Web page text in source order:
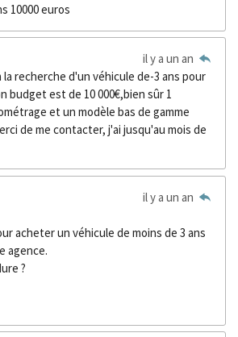
10000 euros
il y a un an
la recherche d'un véhicule de-3 ans pour
budget est de 10 000€,bien sûr 1
et un modèle bas de gamme
de me contacter, j'ai jusqu'au mois de
il y a un an
acheter un véhicule de moins de 3 ans
agence.
?